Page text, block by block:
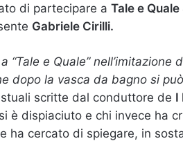
di partecipare a Tale e Quale
Gabriele Cirilli.
“Tale e Quale”
dopo la vasca da bagno si
scritte dal conduttore de I
è dispiaciuto e chi invece ha
ha cercato di spiegare, in